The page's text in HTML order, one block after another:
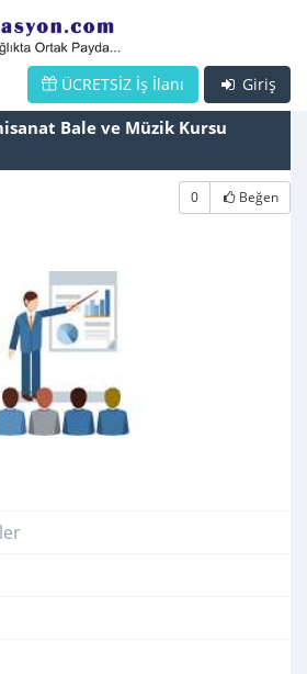
Giriş
ÜCRETSİZ İş İlanı
Bale ve Müzik Kursu
0 Beğen